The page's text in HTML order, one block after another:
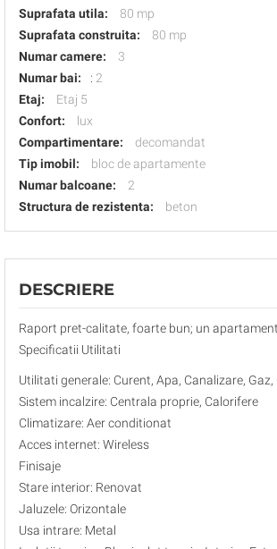
Suprafata utila:
80 mp
Suprafata construita:
80 mp
Numar camere:
3
Numar bai:
: 2
Etaj:
Etaj 5
Confort:
lux
Compartimentare:
decomandat
Tip imobil:
bloc de apartamente
Numar balcoane:
2
Structura de rezistenta:
beton
DESCRIERE
Raport pret-calitate, foarte bun; un apartament
Specificatii Utilitati
Utilitati generale: Curent, Apa, Canalizare, Gaz,
Sistem incalzire: Centrala proprie, Calorifere
Climatizare: Aer conditionat
Acces internet: Wireless
Finisaje
Stare interior: Renovat
Jaluzele: Orizontale
Usa intrare: Metal